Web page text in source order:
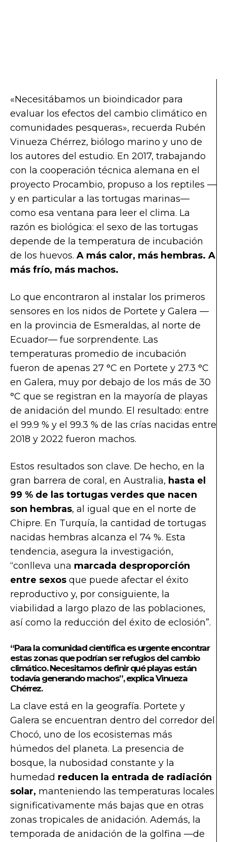
«Necesitábamos un bioindicador para
evaluar los efectos del cambio climático en
comunidades pesqueras», recuerda Rubén
Vinueza Chérrez, biólogo marino y uno de
los autores del estudio. En 2017, trabajando
con la cooperación técnica alemana en el
proyecto Procambio, propuso a los reptiles —
y en particular a las tortugas marinas—
como esa ventana para leer el clima. La
razón es biológica: el sexo de las tortugas
depende de la temperatura de incubación
de los huevos. A más calor, más hembras. A
más frío, más machos.
Lo que encontraron al instalar los primeros
sensores en los nidos de Portete y Galera —
en la provincia de Esmeraldas, al norte de
Ecuador— fue sorprendente. Las
temperaturas promedio de incubación
fueron de apenas 27 °C en Portete y 27.3 °C
en Galera, muy por debajo de los más de 30
°C que se registran en la mayoría de playas
de anidación del mundo. El resultado: entre
el 99.9 % y el 99.3 % de las crías nacidas entre
2018 y 2022 fueron machos.
Estos resultados son clave. De hecho, en la
gran barrera de coral, en Australia, hasta el
99 % de las tortugas verdes que nacen
son hembras, al igual que en el norte de
Chipre. En Turquía, la cantidad de tortugas
nacidas hembras alcanza el 74 %. Esta
tendencia, asegura la investigación,
“conlleva una marcada desproporción
entre sexos que puede afectar el éxito
reproductivo y, por consiguiente, la
viabilidad a largo plazo de las poblaciones,
así como la reducción del éxito de eclosión”.
“Para la comunidad científica es urgente encontrar
estas zonas que podrían ser refugios del cambio
climático. Necesitamos definir qué playas están
todavía generando machos”, explica Vinueza
Chérrez.
La clave está en la geografía. Portete y
Galera se encuentran dentro del corredor del
Chocó, uno de los ecosistemas más
húmedos del planeta. La presencia de
bosque, la nubosidad constante y la
humedad reducen la entrada de radiación
solar, manteniendo las temperaturas locales
significativamente más bajas que en otras
zonas tropicales de anidación. Además, la
temporada de anidación de la golfina —de